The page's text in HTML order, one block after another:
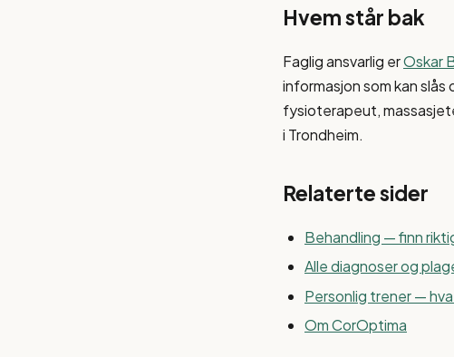
Hvem står bak
Faglig ansvarlig erOskar
informasjon som kan
fysioterapeut,
i Trondheim.
Relaterte sider
Behandling — finn
Alle diagnoser og
Personlig trener —
Om CorOptima